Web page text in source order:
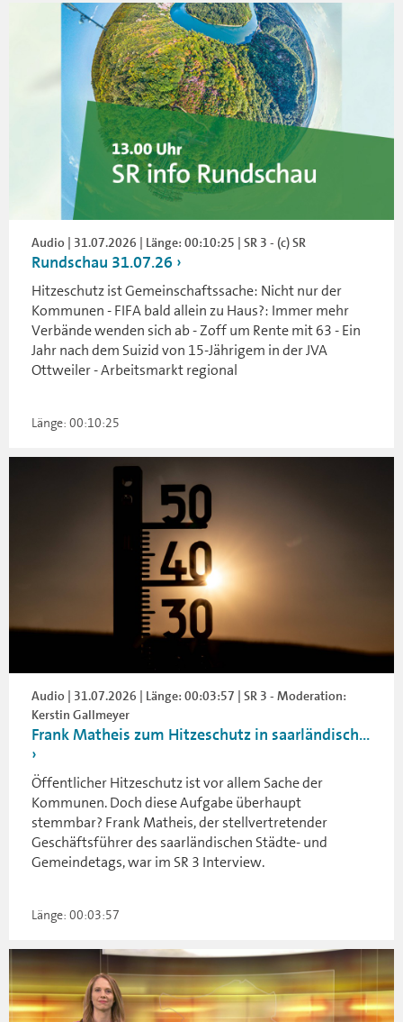
Audio | 31.07.2026 | Länge: 00:10:25 | SR 3 - (c) SR
Rundschau 31.07.26
Hitzeschutz ist Gemeinschaftssache: Nicht nur der
Kommunen - FIFA bald allein zu Haus?: Immer mehr
Verbände wenden sich ab - Zoff um Rente mit 63 - Ein
Jahr nach dem Suizid von 15-Jährigem in der JVA
Ottweiler - Arbeitsmarkt regional
Länge: 00:10:25
Audio | 31.07.2026 | Länge: 00:03:57 | SR 3 - Moderation:
Kerstin Gallmeyer
Frank Matheis zum Hitzeschutz in saarländisch...
Öffentlicher Hitzeschutz ist vor allem Sache der
Kommunen. Doch diese Aufgabe überhaupt
stemmbar? Frank Matheis, der stellvertretender
Geschäftsführer des saarländischen Städte- und
Gemeindetags, war im SR 3 Interview.
Länge: 00:03:57